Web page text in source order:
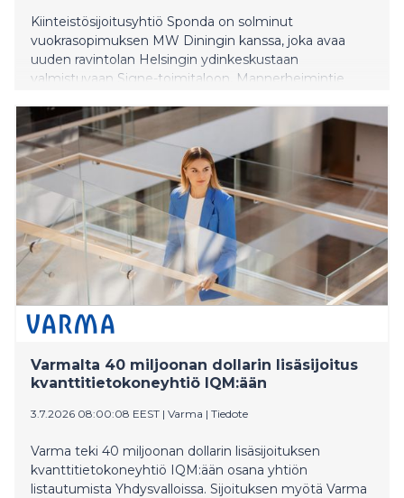
Kiinteistösijoitusyhtiö Sponda on solminut
vuokrasopimuksen MW Diningin kanssa, joka avaa
uuden ravintolan Helsingin ydinkeskustaan
valmistuvaan Signe-toimitaloon, Mannerheimintie
korkeatasoisen ravintolakokemuksen, jossa Itä-Aasian
ja Pohjoismaiden makumaailmat yhdistyvät
omaleimaiseksi kokonaisuudeksi. Ravintola täydentää
vuoden 2026 loppupuolella valmistuvan Signen
monipuolista palvelutarjontaa.
Varmalta 40 miljoonan dollarin lisäsijoitus
kvanttitietokoneyhtiö IQM:ään
3.7.2026 08:00:08 EEST | Varma | Tiedote
Varma teki 40 miljoonan dollarin lisäsijoituksen
kvanttitietokoneyhtiö IQM:ään osana yhtiön
listautumista Yhdysvalloissa. Sijoituksen myötä Varma